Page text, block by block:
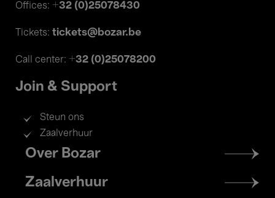
Offices: +32 (0)25078430
Tickets: tickets@bozar.be
Call center: +32 (0)25078200
Join & Support
Steun ons
Zaalverhuur
Footer
menu
Over Bozar
Zaalverhuur